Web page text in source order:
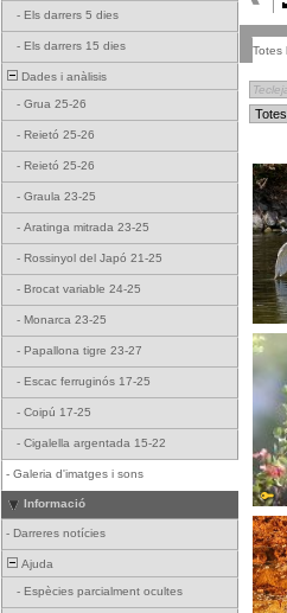
- Els darrers 5 dies
- Els darrers 15 dies
Dades i anàlisis
- Grua 25-26
- Reietó 25-26
- Reietó 25-26
- Graula 23-25
- Aratinga mitrada 23-25
- Rossinyol del Japó 21-25
- Brocat variable 24-25
- Monarca 23-25
- Papallona tigre 23-27
- Escac ferruginós 17-25
- Coipú 17-25
- Cigalella argentada 15-22
- Galeria d'imatges i sons
Informació
- Darreres notícies
Ajuda
- Espècies parcialment ocultes
Totes